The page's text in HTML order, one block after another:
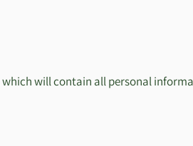
which will contain all personal